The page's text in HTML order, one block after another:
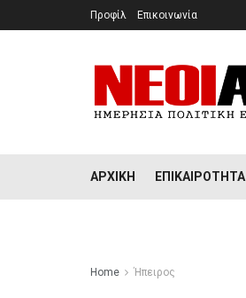
Προφίλ Επικοινωνία
ΑΡΧΙΚΉ ΕΠΙΚΑΙΡΌΤΗΤΑ
Home Ήπειρος